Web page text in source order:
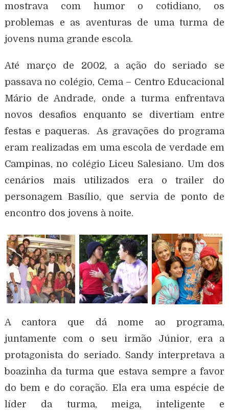
mostrava com humor o cotidiano, os
problemas e as aventuras de uma turma de
jovens numa grande escola.
Até março de 2002, a ação do seriado se
passava no colégio, Cema – Centro Educacional
Mário de Andrade, onde a turma enfrentava
novos desafios enquanto se divertiam entre
festas e paqueras. As gravações do programa
eram realizadas em uma escola de verdade em
Campinas, no colégio Liceu Salesiano. Um dos
cenários mais utilizados era o trailer do
personagem Basílio, que servia de ponto de
encontro dos jovens à noite.
A cantora que dá nome ao programa,
juntamente com o seu irmão Júnior, era a
protagonista do seriado. Sandy interpretava a
boazinha da turma que estava sempre a favor
do bem e do coração. Ela era uma espécie de
líder da turma, meiga, inteligente e